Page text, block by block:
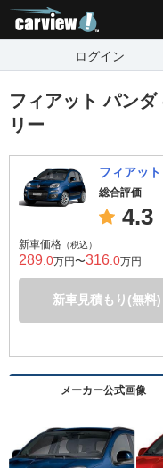
ログイン
フィアット パン
リー
フィアッ
総合評価
4.3
新車価格 （税込）
289 .0万円〜316 .0万円
新車見積もり(無料)
メーカー公式画像